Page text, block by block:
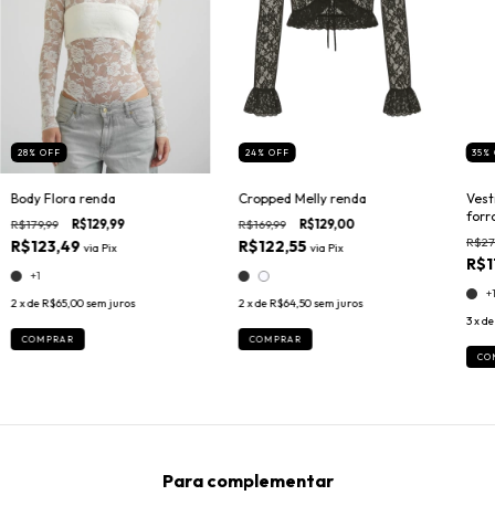
28 % OFF
Body Flora renda
R$179,99 R$129,99
R$123,49via Pix
+1
2 x deR$65,00sem juros
COMPRAR
24 % OFF
Cropped Melly renda
R$169,99 R$129,00
R$122,55via Pix
2 x deR$64,50sem juros
COMPRAR
35 %
+1
3x de
Para complementar